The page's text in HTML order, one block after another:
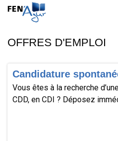
OFFRES D'EMPLOI
Candidature
Vous êtes à la recherche
CDD, en CDI ? Déposez